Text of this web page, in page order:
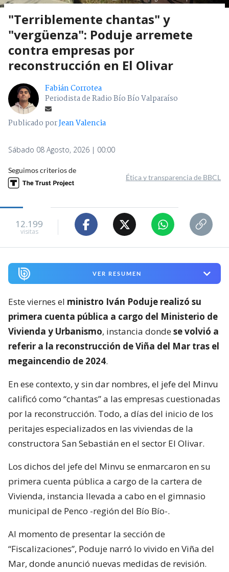
"Terriblemente chantas" y
"vergüenza": Poduje arremete
contra empresas por
reconstrucción en El Olivar
Fabián Corrotea
Periodista de Radio Bío Bío Valparaíso
Publicado porJean Valencia
Sábado 08 Agosto, 2026 | 00:00
Seguimos criterios de
Ética y transparencia de BBCL
12.199
visitas
VER RESUMEN
Este viernes el ministro Iván Poduje realizó su
primera cuenta pública a cargo del Ministerio de
Vivienda y Urbanismo, instancia dondese volvió a
referir a la reconstrucción de Viña del Mar tras el
megaincendio de 2024.
En ese contexto, y sin dar nombres, el jefe del Minvu
calificó como “chantas” a las empresas cuestionadas
por la reconstrucción. Todo, a días del inicio de los
peritajes especializados en las viviendas de la
constructora San Sebastián en el sector El Olivar.
Los dichos del jefe del Minvu se enmarcaron en su
primera cuenta pública a cargo de la cartera de
Vivienda, instancia llevada a cabo en el gimnasio
municipal de Penco -región del Bío Bío-.
Al momento de presentar la sección de
“Fiscalizaciones”, Poduje narró lo vivido en Viña del
Mar, donde anunció nuevas medidas de revisión.